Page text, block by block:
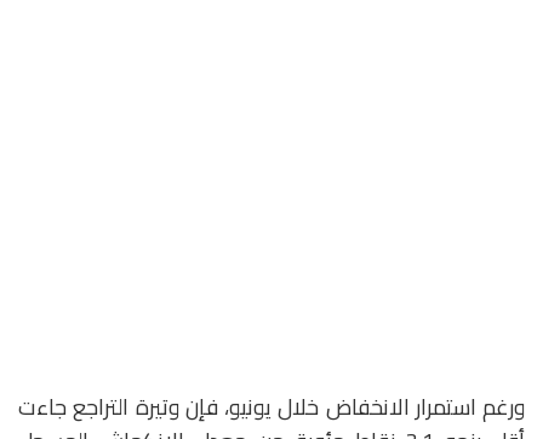
ورغم استمرار الانخفاض خلال يونيو، فإن وتيرة التراجع جاءت